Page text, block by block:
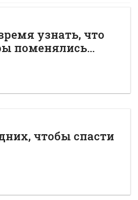
узнать, что
поменялись...
чтобы спасти